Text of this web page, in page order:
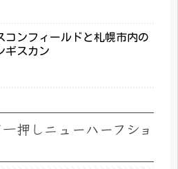
コンフィールドと札幌市内の
ギスカン
一押しニューハーフショ